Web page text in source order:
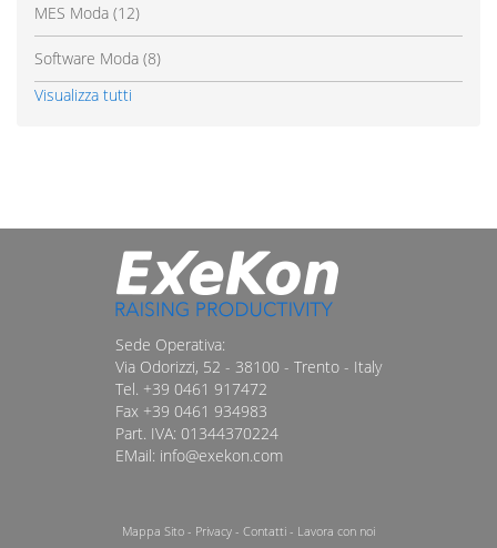
MES Moda (12)
Software Moda (8)
Visualizza tutti
Sede Operativa:
Via Odorizzi, 52 - 38100 - Trento - Italy
Tel. +39 0461 917472
Fax +39 0461 934983
Part. IVA: 01344370224
EMail: info@exekon.com
Mappa Sito - Privacy - Contatti - Lavora con noi